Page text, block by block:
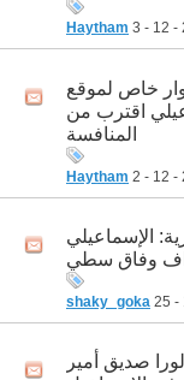
Haytham 3 - 12 -
خاص لموقع
اقترب من
المنافسة
Haytham 2 - 12 -
الإسماعيلي
وفاق سطي
shaky_goka 25 -
صديق أمير